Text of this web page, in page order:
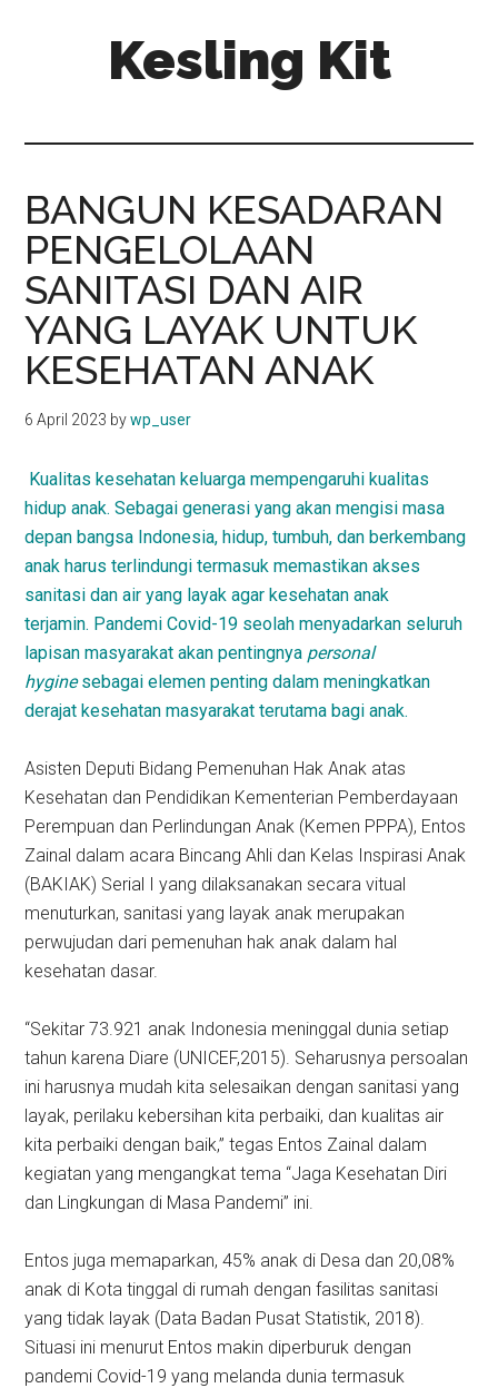
Kesling Kit
BANGUN KESADARAN
PENGELOLAAN
SANITASI DAN AIR
YANG LAYAK UNTUK
KESEHATAN ANAK
6 April 2023 bywp_user
Kualitas kesehatan keluarga mempengaruhi kualitas
hidup anak. Sebagai generasi yang akan mengisi masa
depan bangsa Indonesia, hidup, tumbuh, dan berkembang
anak harus terlindungi termasuk memastikan akses
sanitasi dan air yang layak agar kesehatan anak
terjamin. Pandemi Covid-19 seolah menyadarkan seluruh
lapisan masyarakat akan pentingnya personal
hyginesebagai elemen penting dalam meningkatkan
derajat kesehatan masyarakat terutama bagi anak.
Asisten Deputi Bidang Pemenuhan Hak Anak atas
Kesehatan dan Pendidikan Kementerian Pemberdayaan
Perempuan dan Perlindungan Anak (Kemen PPPA), Entos
Zainal dalam acara Bincang Ahli dan Kelas Inspirasi Anak
(BAKIAK) Serial I yang dilaksanakan secara vitual
menuturkan, sanitasi yang layak anak merupakan
perwujudan dari pemenuhan hak anak dalam hal
kesehatan dasar.
“Sekitar 73.921 anak Indonesia meninggal dunia setiap
tahun karena Diare (UNICEF,2015). Seharusnya persoalan
ini harusnya mudah kita selesaikan dengan sanitasi yang
layak, perilaku kebersihan kita perbaiki, dan kualitas air
kita perbaiki dengan baik,” tegas Entos Zainal dalam
kegiatan yang mengangkat tema “Jaga Kesehatan Diri
dan Lingkungan di Masa Pandemi” ini.
Entos juga memaparkan, 45% anak di Desa dan 20,08%
anak di Kota tinggal di rumah dengan fasilitas sanitasi
yang tidak layak (Data Badan Pusat Statistik, 2018).
Situasi ini menurut Entos makin diperburuk dengan
pandemi Covid-19 yang melanda dunia termasuk